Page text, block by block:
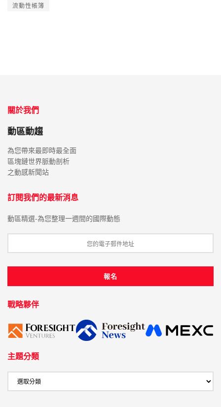
流動性帳簿
關於我們
動區動趨
為您帶來最即時最全面
區塊鏈世界脈動剖析
之動感新聞站
訂閱我們的最新消息
動區精選-為您整理一週間的國際動態
戰略夥伴
主題分類